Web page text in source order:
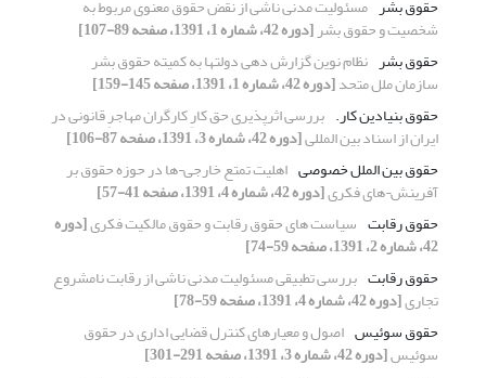
حقوق بشر مسئولیت مدنی ناشی از نقض حقوق معنوی مربوط به
شخصیت و حقوق بشر[دوره 42، شماره 1، 1391، صفحه 89-107]
حقوق بشر نظام نوین گزارش دهی دولتها به کمیته حقوق بشر
سازمان ملل متحد[دوره 42، شماره 1، 1391، صفحه 145-159]
حقوق بنیادین کار. بررسی اثرپذیری حق کارِ کارگران مهاجرِ قانونی در
ایران از اسناد بین المللی[دوره 42، شماره 3، 1391، صفحه 87-106]
حقوق بین الملل خصوصی اهلیت تمتع خارجی¬ها در حوزه حقوق بر
آفرینش¬های فکری[دوره 42، شماره 4، 1391، صفحه 41-57]
حقوق رقابت سیاست های حقوق رقابت و حقوق مالکیت فکری[دوره
42، شماره 2، 1391، صفحه 59-74]
حقوق رقابت بررسی تطبیقی مسئولیت مدنی ناشی از رقابت نامشروع
تجاری[دوره 42، شماره 4، 1391، صفحه 59-78]
حقوق سوئیس اصول و معیارهای کنترل قضایی اداری در حقوق
سوئیس[دوره 42، شماره 3، 1391، صفحه 291-301]